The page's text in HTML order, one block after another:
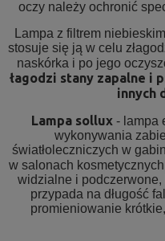
oczy należy ochronić
Lampa z filtrem
stosuje się ją w celu
naskórka i po jego
łagodzi stany zapalne i
innych
Lampa sollux - lampa
wykonywania
światłoleczniczych w
w salonach
widzialne i
przypada na długość
promieniowanie